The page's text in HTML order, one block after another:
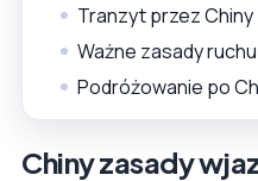
Tranzyt przez
Ważne zasady
Podróżowanie po
Chiny zasady